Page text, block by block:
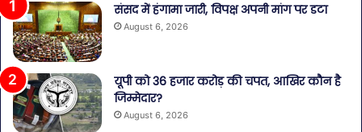
संसद में हंगामा जारी, विपक्ष अपनी मांग पर डटा
August 6, 2026
यूपी को 36 हजार करोड़ की चपत, आखिर कौन है
जिम्मेदार?
August 6, 2026